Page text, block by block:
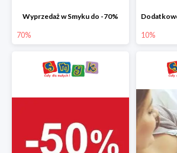
Wyprzedaż w Smyku do -70%
70% 10%